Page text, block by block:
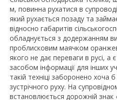
м, повинна рухатися в
який рухається позаду та
відносно габаритів
обладнується з додержанням
проблисковим маячком
якого не дає переваги в русі, а
засобом інформації для інших
такій техніці заборонено хоча
зустрічного руху. На
встановлюється дорожній знак